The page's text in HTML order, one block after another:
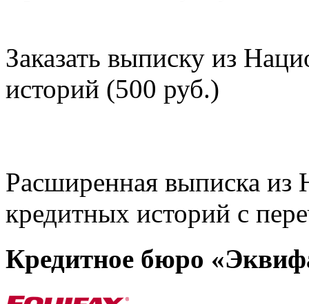
Заказать выписку из
историй (500 руб.)
Расширенная выписка из
кредитных историй с
Кредитное бюро